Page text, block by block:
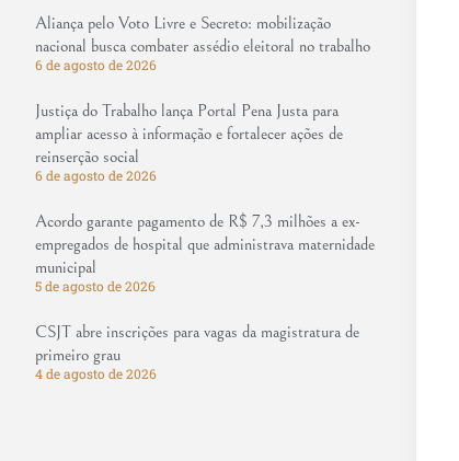
Aliança pelo Voto Livre e Secreto: mobilização
nacional busca combater assédio eleitoral no trabalho
6 de agosto de 2026
Justiça do Trabalho lança Portal Pena Justa para
ampliar acesso à informação e fortalecer ações de
reinserção social
6 de agosto de 2026
Acordo garante pagamento de R$ 7,3 milhões a ex-
empregados de hospital que administrava maternidade
municipal
5 de agosto de 2026
CSJT abre inscrições para vagas da magistratura de
primeiro grau
4 de agosto de 2026